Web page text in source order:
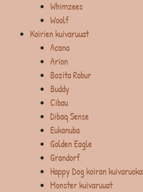
Whimzees
Woolf
Koirien kuivaruuat
Acana
Arion
Bozita Robur
Buddy
Cibau
Dibaq Sense
Eukanuba
Golden Eagle
Grandorf
Happy Dog koiran kuivaruoka
Monster kuivaruuat